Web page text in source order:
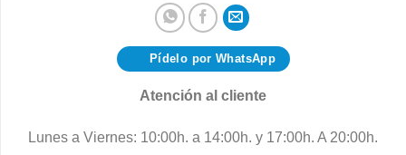
Pídelo por WhatsApp
Atención al cliente
Lunes a Viernes: 10:00h. a 14:00h. y 17:00h. A 20:00h.